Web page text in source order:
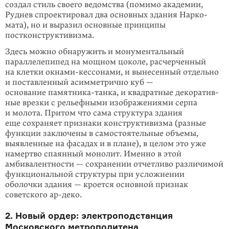
создал стиль своего ведом­ства (помимо академии,
Руднев спроектировал два основных здания Нарко­
мата), но и выразил основные принципы
постконструк­тивизма.
Здесь можно обнаружить и монументальный
параллелепипед на мощном цо­коле, расчерченный
на клетки окнами-кессонами, и вынесенный отдельно
и поставленный асимметрично куб —
основание памятника-танка, и квадрат­ные декоратив­
ные врезки с рельефными изображениями серпа
и молота. Притом что сама структура здания
еще сохраняет признаки конструктивизма (разные
функции заключены в самостоятельные объемы,
выявленные на фаса­дах и в плане), в целом это уже
намертво спаянный монолит. Именно в этой
амбивалентно­сти — сохранении отчетливо различимой
функциональной структуры при усложнении
оболочки здания — кроется основной признак
советского ар-деко.
2. Новый ордер: электроподстанция
Московского метрополитена